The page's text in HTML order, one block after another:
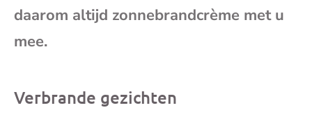
daarom altijd zonnebrandcrème met u
mee.
Verbrande gezichten